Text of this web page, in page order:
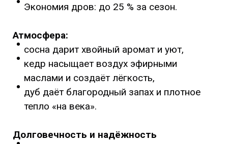
Экономия дров: до 25 % за сезон.
Атмосфера:
сосна дарит хвойный аромат и уют,
кедр насыщает воздух эфирными
маслами и создаёт лёгкость,
дуб даёт благородный запах и плотное
тепло «на века».
Долговечность и надёжность